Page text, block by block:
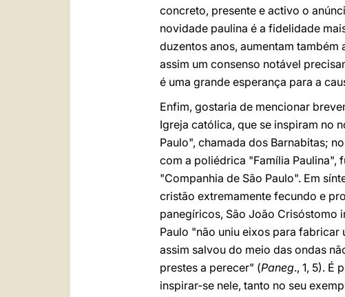
concreto, presente e activo o
novidade paulina é a fidelidade
duzentos anos, aumentam
assim um consenso notável
é uma grande esperança para a
Enfim, gostaria de mencionar
Igreja católica, que se inspiram no
Paulo", chamada dos Barnabitas;
com a poliédrica "Família Paulina",
"Companhia de São Paulo". Em
cristão extremamente fecundo e
panegíricos, São João Crisóstomo
Paulo "não uniu eixos para
assim salvou do meio das ondas
prestes a perecer" (Paneg., 1, 5). É
inspirar-se nele, tanto no seu